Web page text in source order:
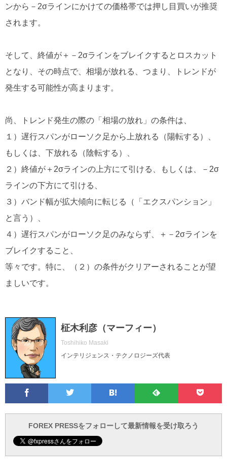
ンから－2σラインにかけての価格帯では押し目買いが推奨
されます。
そして、終値が＋－2σラインをブレイクするとロスカット
となり、その時点で、相場が放れる、つまり、トレンドが
発生する可能性が高まります。
尚、トレンド発生の際の「相場の放れ」の条件は、
１）遅行スパンがローソク足から上放れる（陽転する）、
もしくは、下放れる（陰転する）、
２）終値が＋2σラインの上方にて引ける、もしくは、－2σ
ラインの下方にて引ける、
３）バンド幅が拡大傾向に転じる（「エクスパンション」
と言う）、
４）遅行スパンがローソク足のみならず、＋－2σラインを
ブレイクすること、
等々です。特に、（２）の条件がクリアーされることが望
ましいです。
柾木利彦（マーフィー）
Toshihiko Masaki
インテリジェンス・テクノロジーズ代表
Twitter
て
ブ
で
ォ
ロ
ー
で
と
で
FOREX PRESSをフォローして最新情報を受け取ろう